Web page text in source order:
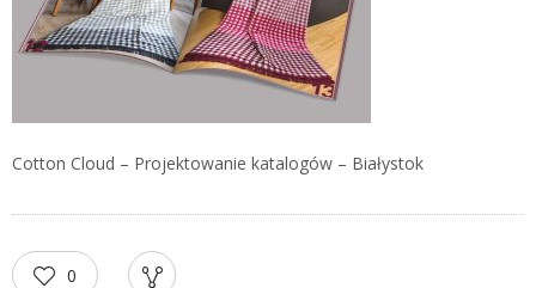
Cotton Cloud – Projektowanie katalogów – Białystok
0